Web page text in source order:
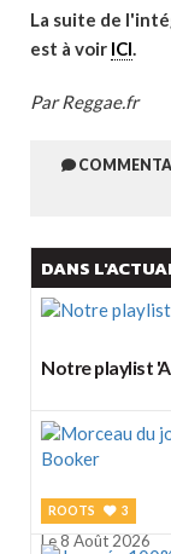
La suite de
est à voir ICI.
Par Reggae.fr
DANS
Notre playlist
ROOTS 3
Le 8 Août 2026